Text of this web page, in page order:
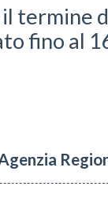
termine
fino al